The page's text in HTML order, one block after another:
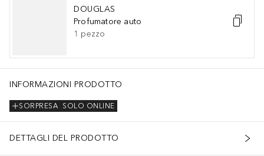
DOUGLAS
Profumatore auto
1 pezzo
INFORMAZIONI PRODOTTO
SOLO ONLINE
SORPRESA
DETTAGLI DEL PRODOTTO